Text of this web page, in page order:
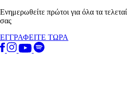
Ενημερωθείτε πρώτοι για όλα τα
σας
ΕΓΓΡΑΦΕΙΤΕ ΤΩΡΑ